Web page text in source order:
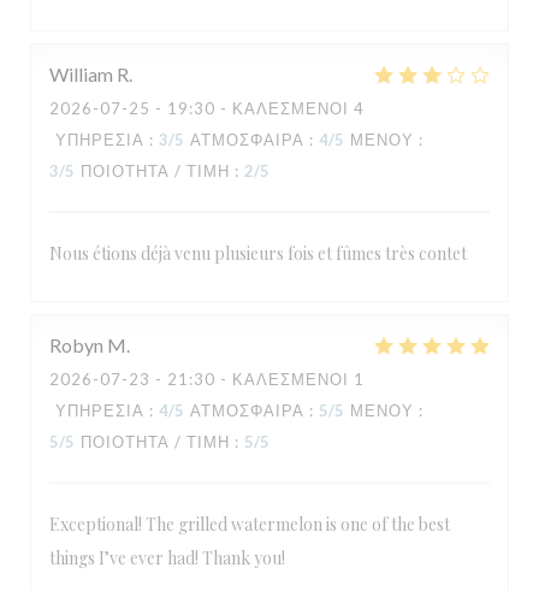
William R
2026-07-25 - 19:30 - ΚΑΛΕΣΜΈΝΟΙ 4
ΥΠΗΡΕΣΊΑ : 3/5 ΑΤΜΌΣΦΑΙΡΑ : 4/5 ΜΕΝΟΎ :
3/5 ΠΟΙΌΤΗΤΑ / ΤΙΜΉ : 2/5
Nous étions déjà venu plusieurs fois et fûmes très contet
Robyn M
2026-07-23 - 21:30 - ΚΑΛΕΣΜΈΝΟΙ 1
ΥΠΗΡΕΣΊΑ : 4/5 ΑΤΜΌΣΦΑΙΡΑ : 5/5 ΜΕΝΟΎ :
5/5 ΠΟΙΌΤΗΤΑ / ΤΙΜΉ : 5/5
Exceptional! The grilled watermelon is one of the best
things I’ve ever had! Thank you!